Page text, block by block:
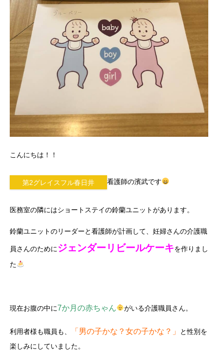
こんにちは！！
第2グレイスフル春日井 看護師の濱武です
医務室の隣にはショートステイの鈴蘭ユニットがあります。
鈴蘭ユニットのリーダーと看護師が計画して、妊婦さんの介護職
員さんのために ジェンダーリビールケーキを作りまし
た
現在お腹の中に7か月の赤ちゃん がいる介護職員さん。
利用者様も職員も、 「男の子かな？女の子かな？」
と性別を
楽しみにしていました。